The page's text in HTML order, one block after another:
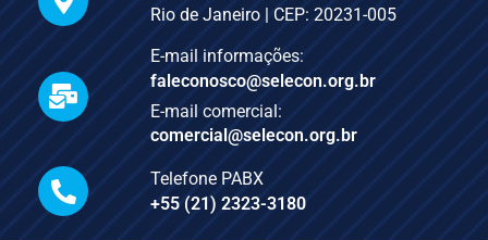
Rio de Janeiro | CEP: 20231-005
E-mail informações:
faleconosco@selecon.org.br
E-mail comercial:
comercial@selecon.org.br
Telefone PABX
+55 (21) 2323-3180